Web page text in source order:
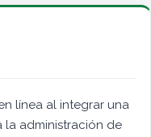
línea al integrar una
administración de